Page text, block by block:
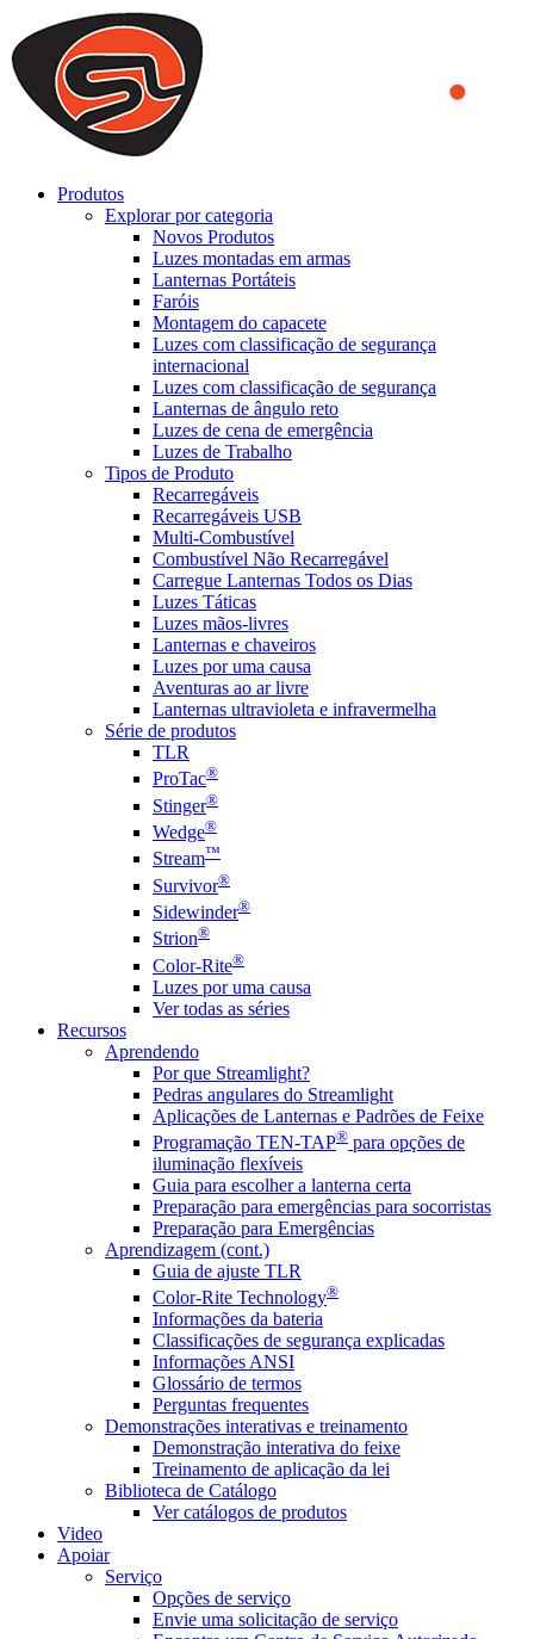
We use cookies to ensure that we provide you the best experience
on our website. By continuing to browse this website, you accept
that cookies are used to help us analyze how the website is used and
to offer you a better experience. To learn more or to find out how
you can disable cookies, you can access our
Produtos
Explorar por categoria
Novos Produtos
Luzes montadas em armas
Lanternas Portáteis
Faróis
Montagem do capacete
Luzes com classificação de segurança
internacional
Luzes com classificação de segurança
Lanternas de ângulo reto
Luzes de cena de emergência
Luzes de Trabalho
Tipos de Produto
Recarregáveis
Recarregáveis USB
Multi-Combustível
Combustível Não Recarregável
Carregue Lanternas Todos os Dias
Luzes Táticas
Luzes mãos-livres
Lanternas e chaveiros
Luzes por uma causa
Aventuras ao ar livre
Lanternas ultravioleta e infravermelha
Série de produtos
TLR
ProTac®
Stinger®
Wedge®
Stream™
Survivor®
Sidewinder®
Strion®
Color-Rite®
Luzes por uma causa
Ver todas as séries
Recursos
Aprendendo
Por que Streamlight?
Pedras angulares do Streamlight
Aplicações de Lanternas e Padrões de Feixe
Programação TEN-TAP® para opções de
iluminação flexíveis
Guia para escolher a lanterna certa
Preparação para emergências para socorristas
Preparação para Emergências
Aprendizagem (cont.)
Guia de ajuste TLR
Color-Rite Technology®
Informações da bateria
Classificações de segurança explicadas
Informações ANSI
Glossário de termos
Perguntas frequentes
Demonstrações interativas e treinamento
Demonstração interativa do feixe
Treinamento de aplicação da lei
Biblioteca de Catálogo
Ver catálogos de produtos
Video
Apoiar
Serviço
Opções de serviço
Envie uma solicitação de serviço